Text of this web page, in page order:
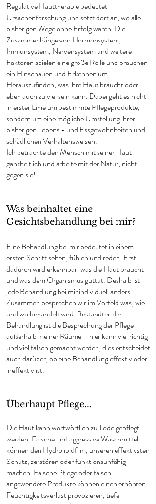
Regulative Hauttherapie bedeutet
Ursachenforschung und setzt dort an, wo alle
bisherigen Wege ohne Erfolg waren. Die
Zusammenhänge von Hormonsystem,
Immunsystem, Nervensystem und weitere
Faktoren spielen eine große Rolle und brauchen
ein Hinschauen und Erkennen um
Herauszufinden, was ihre Haut braucht oder
eben auch zu viel sein kann. Dabei geht es nicht
in erster Linie um bestimmte Pflegeprodukte,
sondern um eine mögliche Umstellung ihrer
bisherigen Lebens- und Essgewohnheiten und
schädlichen Verhaltensweisen.
Ich betrachte den Mensch mit seiner Haut
ganzheitlich und arbeite mit der Natur, nicht
gegen sie!
Was beinhaltet eine
Gesichtsbehandlung bei mir?
Eine Behandlung bei mir bedeutet in einem
ersten Schritt sehen, fühlen und reden. Erst
dadurch wird erkennbar, was die Haut braucht
und was dem Organismus guttut. Deshalb ist
jede Behandlung bei mir individuell anders.
Zusammen besprechen wir im Vorfeld was, wie
und wo behandelt wird. Bestandteil der
Behandlung ist die Besprechung der Pflege
außerhalb meiner Räume – hier kann viel richtig
und viel falsch gemacht werden, dies entscheidet
auch darüber, ob eine Behandlung effektiv oder
ineffektiv ist.
Überhaupt Pflege...
Die Haut kann wortwörtlich zu Tode gepflegt
werden. Falsche und aggressive Waschmittel
können den Hydrolipidfilm, unseren effektivsten
Schutz, zerstören oder funktionsunfähig
machen. Falsche Pflege oder falsch
angewendete Produkte können einen erhöhten
Feuchtigkeitsverlust provozieren, tiefe